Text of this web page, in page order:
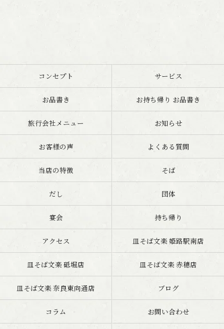
コンセプト サービス
お品書き お持ち帰り お品書き
旅行会社メニュー お知らせ
お客様の声 よくある質問
当店の特徴 そば
だし 団体
宴会 持ち帰り
アクセス 皿そば文楽 姫路駅南店
皿そば文楽 砥堀店 皿そば文楽 赤穂店
皿そば文楽 奈良東向通店 ブログ
コラム お問い合わせ